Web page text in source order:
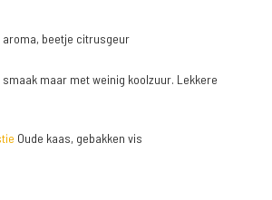
aroma, beetje citrusgeur
smaak maar met weinig koolzuur. Lekkere
Oude kaas, gebakken vis